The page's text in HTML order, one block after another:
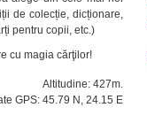
de colecție, dicționare,
pentru copii, etc.)
cu magia cărţilor!
Altitudine: 427m.
GPS: 45.79 N, 24.15 E